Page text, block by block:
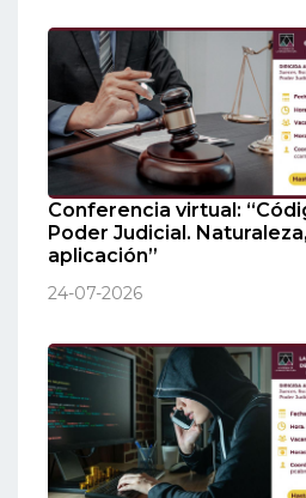
Conferencia virtual:
Poder Judicial.
aplicación”
24-07-2026